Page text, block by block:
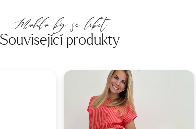
Mohlo by se líbit
Související produkty